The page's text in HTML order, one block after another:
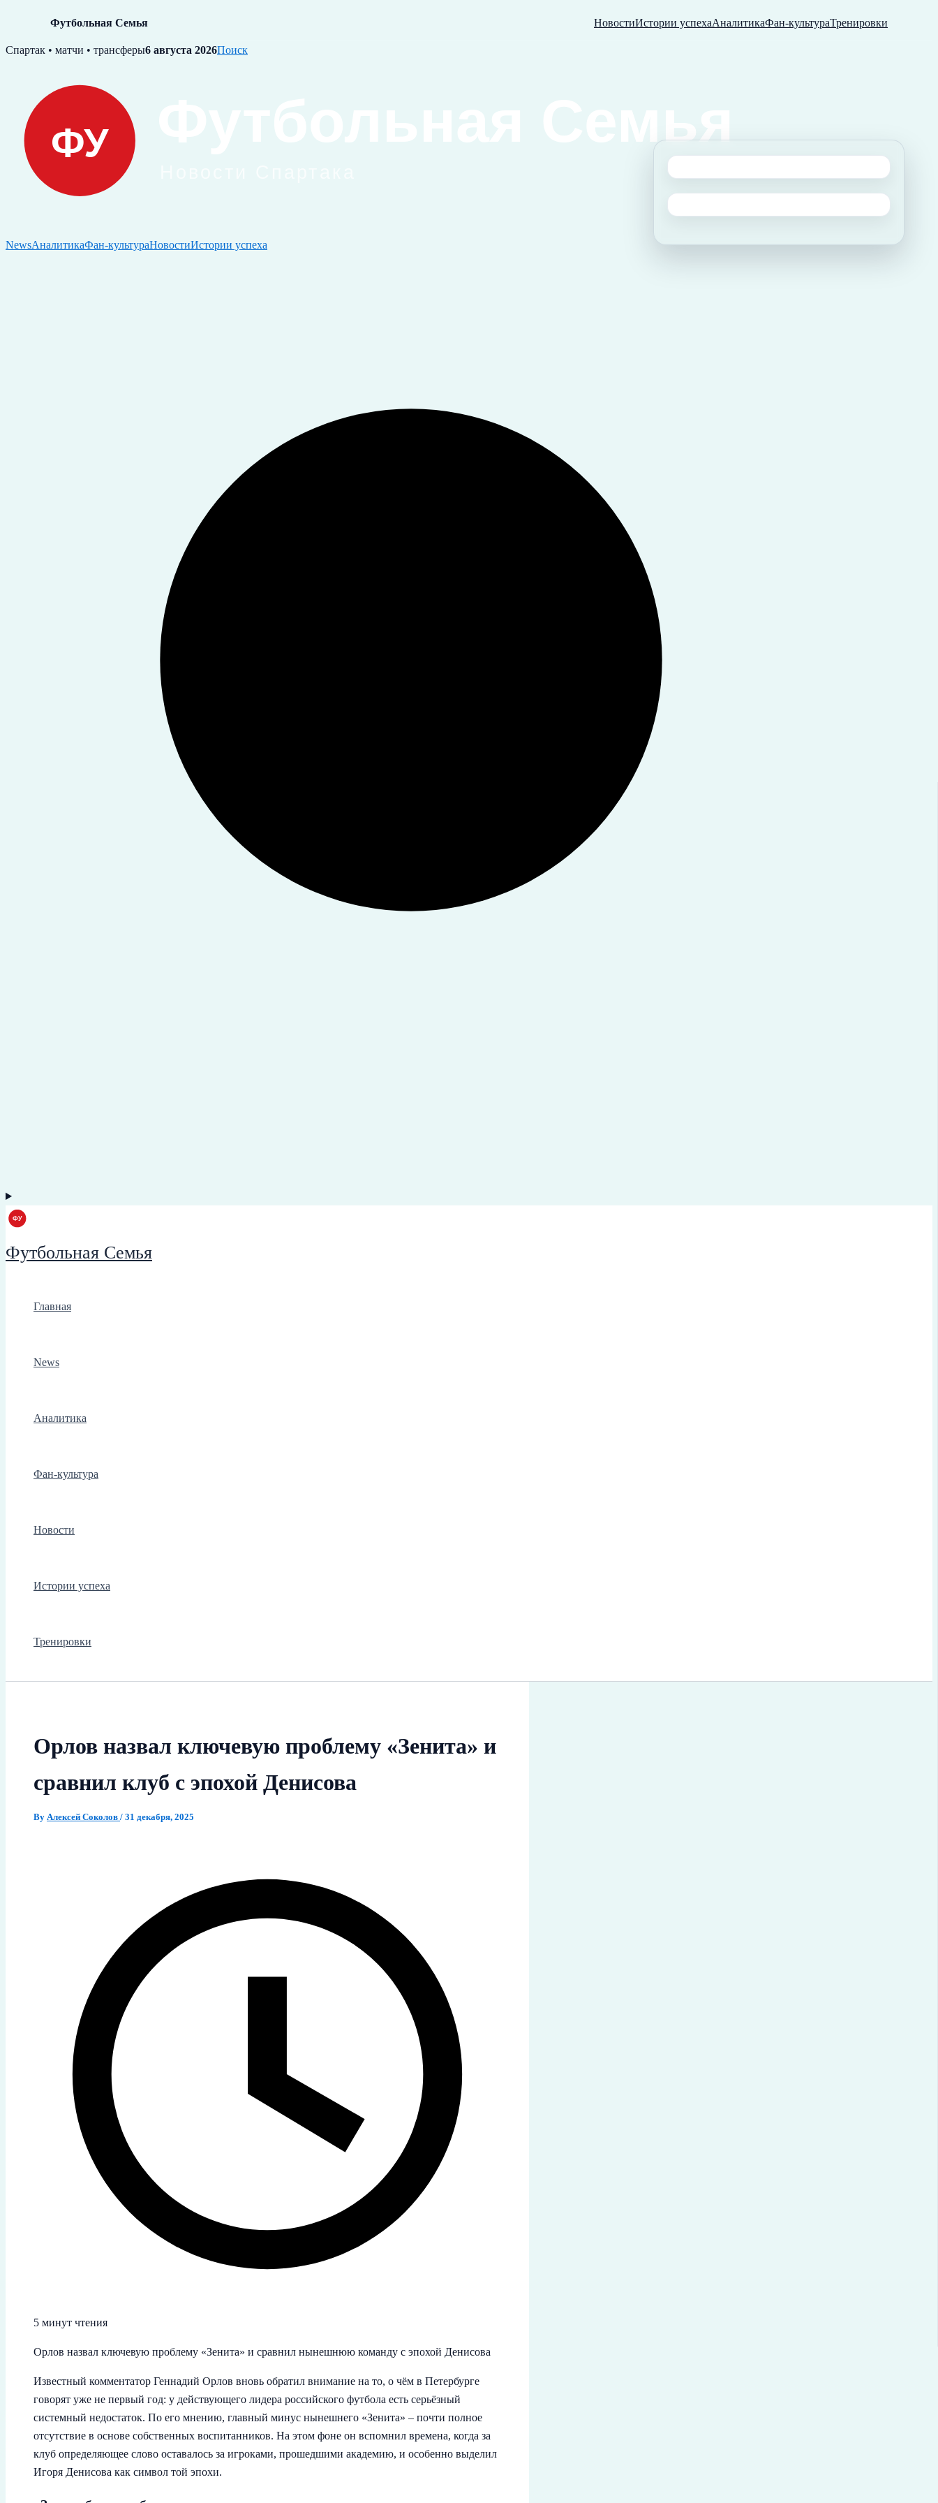
Футбольная Семья НовостиИстории успехаАналитикаФан-культураТренировки
Skip
Спартак • матчи • трансферы6 августа 2026Поиск
NewsАналитикаФан-культураНовостиИстории успеха
Футбольная Семья
Главная
News
Аналитика
Фан-культура
Новости
Истории успеха
Тренировки
Орлов назвал ключевую проблему «Зенита» и
сравнил клуб с эпохой Денисова
By Алексей Соколов / 31 декабря, 2025
5 минут чтения
Орлов назвал ключевую проблему «Зенита» и сравнил нынешнюю команду с эпохой Денисова
Известный комментатор Геннадий Орлов вновь обратил внимание на то, о чём в Петербурге
говорят уже не первый год: у действующего лидера российского футбола есть серьёзный
системный недостаток. По его мнению, главный минус нынешнего «Зенита» – почти полное
отсутствие в основе собственных воспитанников. На этом фоне он вспомнил времена, когда за
клуб определяющее слово оставалось за игроками, прошедшими академию, и особенно выделил
Игоря Денисова как символ той эпохи.